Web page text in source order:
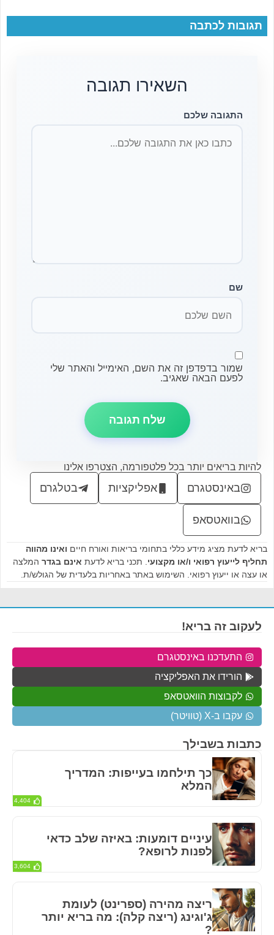
תגובות לכתבה
השאירו תגובה
התגובה שלכם
שם
שמור בדפדפן זה את השם, האימייל והאתר שלי
לפעם הבאה שאגיב.
להיות בריאים יותר בכל פלטפורמה, הצטרפו אלינו
באינסטגרם אפליקציות בטלגרם
בוואטסאפ
בריא לדעת מציג מידע כללי בתחומי בריאות ואורח חיים ואינו מהווה
תחליף לייעוץ רפואי ו/או מקצועי. תכני בריא לדעת אינם בגדר המלצה
או עצה או ייעוץ רפואי. השימוש באתר באחריות בלעדית של הגולש/ת.
כתבות בשבילך
כך תילחמו בעייפות: המדריך
המלא
4,404
עיניים דומעות: באיזה שלב כדאי
לפנות לרופא?
3,604
ריצה מהירה (ספרינט) לעומת
ג'וגינג (ריצה קלה): מה בריא יותר
?
לעקוב זה בריא!
התעדכנו באינסטגרם
הורידו את האפליקציה
לקבוצות הוואטסאפ
עקבו ב-X (טוויטר)